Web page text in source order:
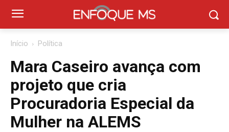
Início Política
Mara Caseiro avança com
projeto que cria
Procuradoria Especial da
Mulher na ALEMS